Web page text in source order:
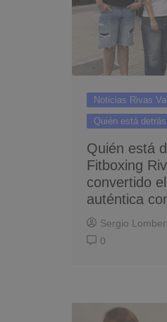
Noticias Rivas
Quién está
Quién está
Fitboxing
convertido
auténtica
Sergio
0